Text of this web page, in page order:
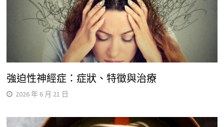
強迫性神經症：症狀、特徵與治療
2026 年 6 月 21 日